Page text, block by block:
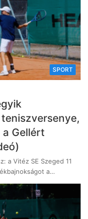
SPORT
Gellért
a Vitéz SE Szeged 11
a…